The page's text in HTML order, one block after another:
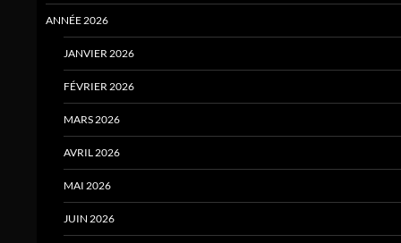
ANNÉE 2026
JANVIER 2026
FÉVRIER 2026
MARS 2026
AVRIL 2026
MAI 2026
JUIN 2026